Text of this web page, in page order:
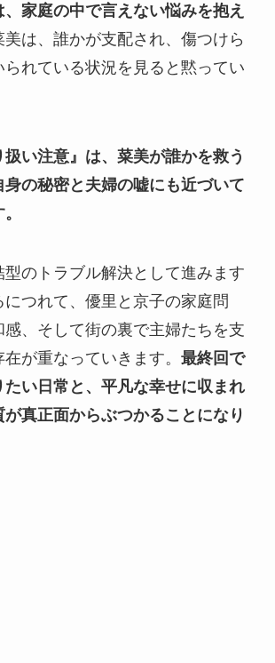
家庭の中で言えない悩みを抱え
美は、誰かが支配され、傷つけら
られている状況を見ると黙ってい
扱い注意』は、菜美が誰かを救う
身の秘密と夫婦の嘘にも近づいて
型のトラブル解決として進みます
つれて、優里と京子の家庭問
感、そして街の裏で主婦たちを支
が重なっていきます。 最終回で
たい日常と、平凡な幸せに収まれ
真正面からぶつかることになり